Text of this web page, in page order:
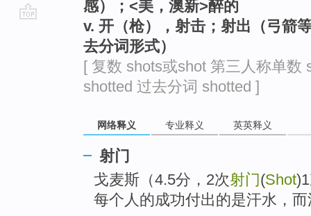
感）；<美，澳新>醉的
v. 开（枪），射击；射出（弓箭
去分词形式）
[ 复数 shots或shot 第三人称单数
shotted 过去分词 shotted ]
网络释义 专业释义 英英释义
射门
戈麦斯（4.5分，2次射门 (Shot
每个人的成功付出的是汗水，